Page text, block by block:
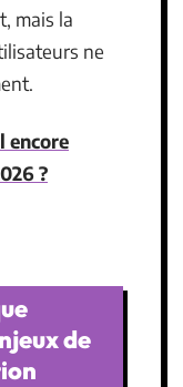
mais la
ne
encore
?
de